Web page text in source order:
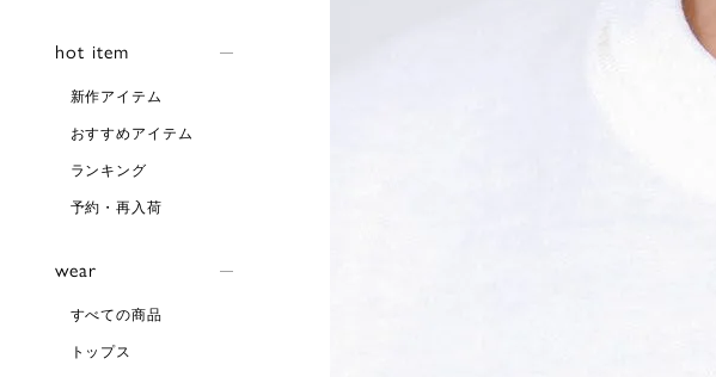
hot item
新作アイテム
おすすめアイテム
ランキング
予約・再入荷
wear
すべての商品
トップス